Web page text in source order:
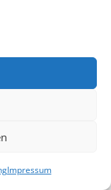
Impressum